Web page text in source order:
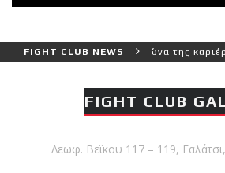
FIGHT CLUB NEWS
και πιο δύσκολο αγώνα της
FIGHT CLUB
Λεωφ. Βεϊκου 117 – 119,